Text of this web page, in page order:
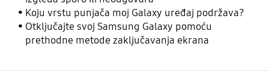
Koju vrstu punjača moj Galaxy uređaj podržava?
Otključajte svoj Samsung Galaxy pomoću
prethodne metode zaključavanja ekrana